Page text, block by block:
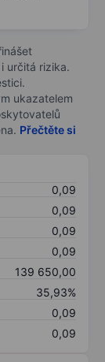
určitá rizika.
ukazatelem
Přečtěte si
0,09
0,09
0,09
0,09
139 650,00
35,93%
0,09
0,09